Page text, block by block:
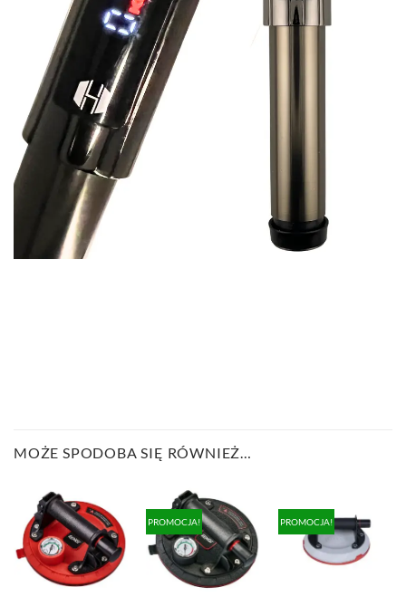
MOŻE SPODOBA SIĘ RÓWNIEŻ…
PROMOCJA! PROMOCJA!